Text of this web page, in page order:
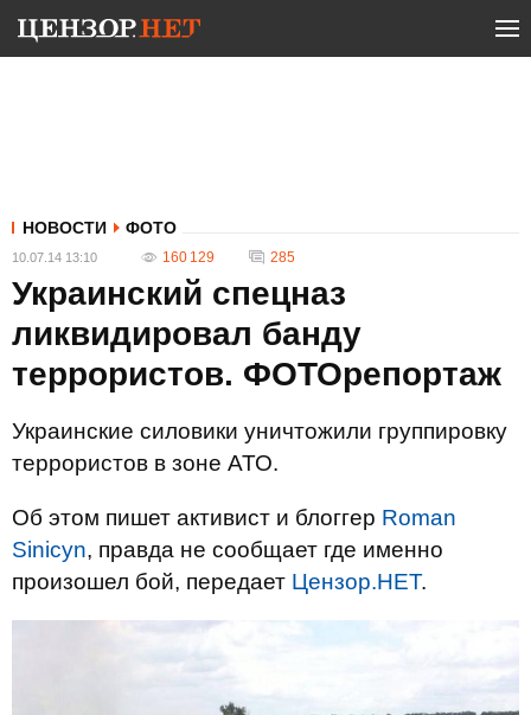
НОВОСТИ ФОТО
10.07.14 13:10 160 129 285
Украинский спецназ
ликвидировал банду
террористов. ФОТОрепортаж
Украинские силовики уничтожили группировку
террористов в зоне АТО.
Об этом пишет активист и блоггер Roman
Sinicyn, правда не сообщает где именно
произошел бой, передает Цензор.НЕТ.